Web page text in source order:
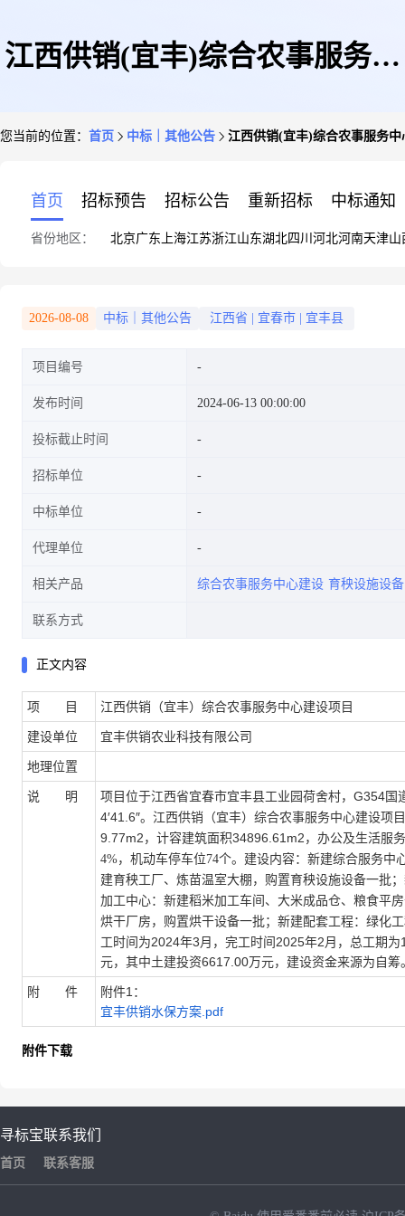
江西供销(宜丰)综合农事服务中
您当前的位置： 首页 中标｜其他公告 江西供销(宜丰)综合农事服务中
首页 招标预告 招标公告 重新招标 中标通知
省份地区： 北京广东 上海江苏浙江山东湖北四川 河北河南天津山
2026-08-08 中标｜其他公告 江西省 宜春市 宜丰县
项目编号
发布时间 2024-06-13 00:00:00
投标截止时间
招标单位
中标单位
代理单位
相关产品 综合农事服务中心建设 育秧设施设备
联系方式
正文内容
项 目 江西供销（宜丰）综合农事服务中心建设项目
建设单位 宜丰供销农业科技有限公司
地理位置
说 明 项目位于江西省宜春市宜丰县工业园荷舍村， G354 国
4′41.6″。 江西供销（宜丰）综合农事服务中心建设项
9.77m2 ， 计容建筑面积34896.61 m2 ，办公及生活服
4%，机动车停车位74个。建设内容： 新建综合服务中
建育秧工厂、炼苗温室大棚，购置育秧设施设备一批；
加工中心：新建稻米加工车间、大米成品仓、粮食平
烘干厂房，购置烘干设备一批；新建配套工程：绿化
工时间为2024年3月，完工时间2025年2月，总工期
元，其中土建投资6617.00万元，建设资金来源为自筹
附 件
附件1：
宜丰供销水保方案.pdf
附件下载
寻标宝
首页
联系我们
联系客服